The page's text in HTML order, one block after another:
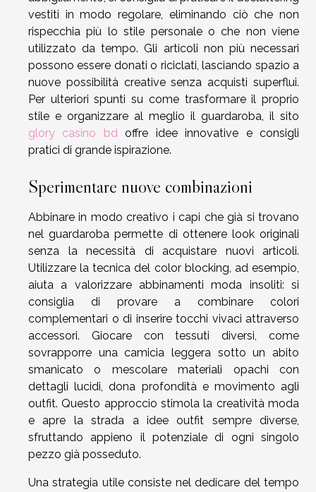
vestiti in modo regolare, eliminando ciò che non
rispecchia più lo stile personale o che non viene
utilizzato da tempo. Gli articoli non più necessari
possono essere donati o riciclati, lasciando spazio a
nuove possibilità creative senza acquisti superflui.
Per ulteriori spunti su come trasformare il proprio
stile e organizzare al meglio il guardaroba, il sito
glory casino bd offre idee innovative e consigli
pratici di grande ispirazione.
Sperimentare nuove combinazioni
Abbinare in modo creativo i capi che già si trovano
nel guardaroba permette di ottenere look originali
senza la necessità di acquistare nuovi articoli.
Utilizzare la tecnica del color blocking, ad esempio,
aiuta a valorizzare abbinamenti moda insoliti: si
consiglia di provare a combinare colori
complementari o di inserire tocchi vivaci attraverso
accessori. Giocare con tessuti diversi, come
sovrapporre una camicia leggera sotto un abito
smanicato o mescolare materiali opachi con
dettagli lucidi, dona profondità e movimento agli
outfit. Questo approccio stimola la creatività moda
e apre la strada a idee outfit sempre diverse,
sfruttando appieno il potenziale di ogni singolo
pezzo già posseduto.
Una strategia utile consiste nel dedicare del tempo